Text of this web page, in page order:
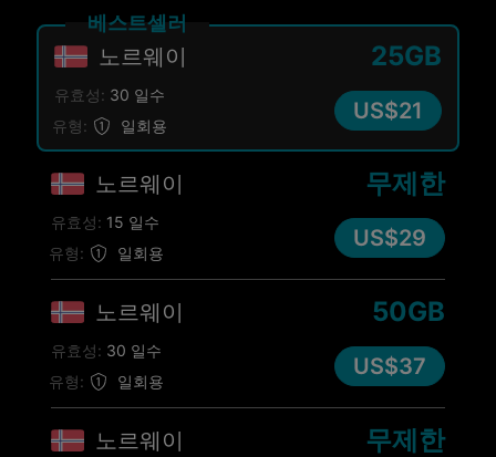
노르웨이
유형: 일회용
25GB
유효성: 30 일수
US$21
베스트셀러
노르웨이
유형: 일회용
무제한
유효성: 15 일수
US$29
노르웨이
유형: 일회용
50GB
유효성: 30 일수
US$37
노르웨이 무제한